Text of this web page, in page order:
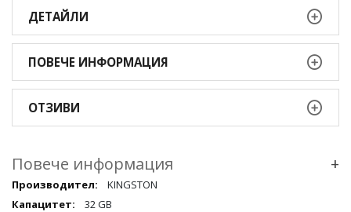
ДЕТАЙЛИ
ПОВЕЧЕ ИНФОРМАЦИЯ
ОТЗИВИ
Повече информация +
Повече
информация
KINGSTON
32 GB